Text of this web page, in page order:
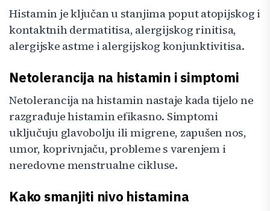
Histamin je ključan u stanjima poput atopijskog i
kontaktnih dermatitisa, alergijskog rinitisa,
alergijske astme i alergijskog konjunktivitisa.
Netolerancija na histamin i simptomi
Netolerancija na histamin nastaje kada tijelo ne
razgrađuje histamin efikasno. Simptomi
uključuju glavobolju ili migrene, zapušen nos,
umor, koprivnjaču, probleme s varenjem i
neredovne menstrualne cikluse.
Kako smanjiti nivo histamina